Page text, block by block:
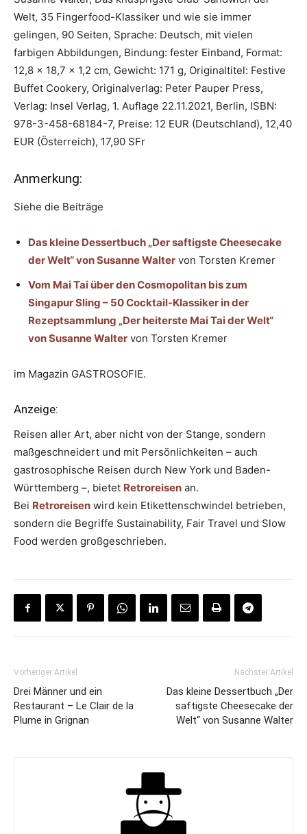
Welt, 35 Fingerfood-Klassiker und wie sie immer
gelingen, 90 Seiten, Sprache: Deutsch, mit vielen
farbigen Abbildungen, Bindung: fester Einband, Format:
12,8 × 18,7 × 1,2 cm, Gewicht: 171 g, Originaltitel: Festive
Buffet Cookery, Originalverlag: Peter Pauper Press,
Verlag: Insel Verlag, 1. Auflage 22.11.2021, Berlin, ISBN:
978-3-458-68184-7, Preise: 12 EUR (Deutschland), 12,40
EUR (Österreich), 17,90 SFr
Anmerkung:
Siehe die Beiträge
Das kleine Dessertbuch „Der saftigste Cheesecake
der Welt“ von Susanne Walter von Torsten Kremer
Vom Mai Tai über den Cosmopolitan bis zum
Singapur Sling – 50 Cocktail-Klassiker in der
Rezeptsammlung „Der heiterste Mai Tai der Welt“
von Susanne Walter von Torsten Kremer
im Magazin GASTROSOFIE.
Anzeige:
Reisen aller Art, aber nicht von der Stange, sondern
maßgeschneidert und mit Persönlichkeiten – auch
gastrosophische Reisen durch New York und Baden-
Württemberg –, bietet Retroreisen an.
Bei Retroreisen wird kein Etikettenschwindel betrieben,
sondern die Begriffe Sustainability, Fair Travel und Slow
Food werden großgeschrieben.
Vorheriger Artikel
Drei Männer und ein
Restaurant – Le Clair de la
Plume in Grignan
Nächster Artikel
Das kleine Dessertbuch „Der
saftigste Cheesecake der
Welt“ von Susanne Walter